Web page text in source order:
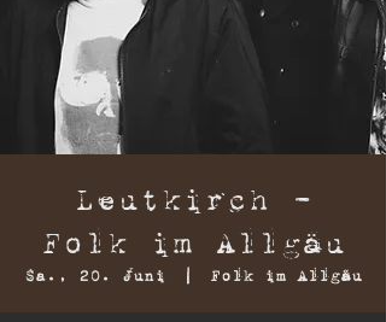
Leutkirch -
Folk im Allgäu
Sa., 20. Juni
  |
Folk im Allgäu